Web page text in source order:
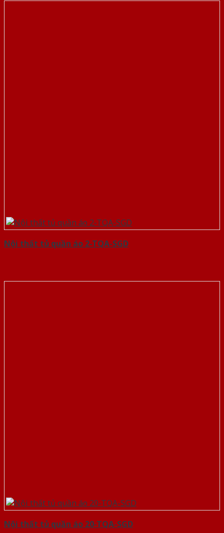
Nội thất tủ quần áo 2-TQA-SGD
Nội thất tủ quần áo 20-TQA-SGD